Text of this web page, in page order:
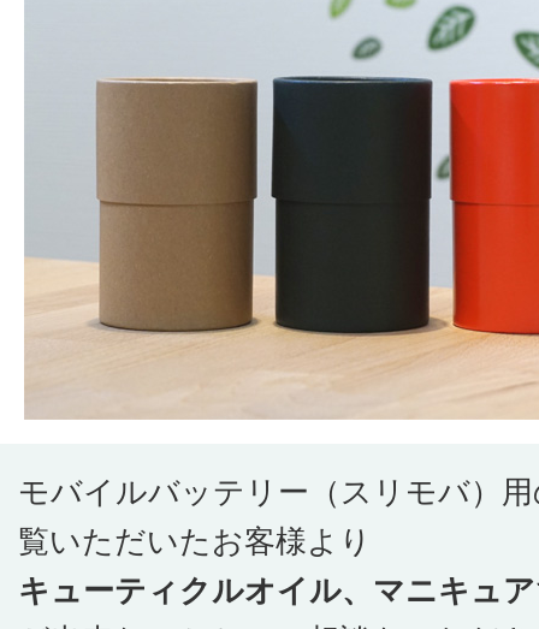
モバイルバッテリー（スリモバ）
覧いただいたお客様より
キューティクルオイル、マニキュア